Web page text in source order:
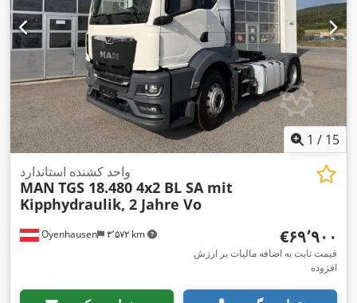
1 / 15
Oyenhausen ۳٬۵۷۲ km
واحد کشنده استاندارد
MAN TGS 18.480 4x2 BL SA mit
Kipphydraulik, 2 Jahre Vo
‎€۶۹٬۹۰۰
قیمت ثابت به اضافه مالیات بر ارزش
افزوده